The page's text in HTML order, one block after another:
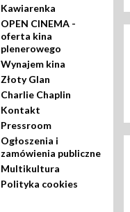
Kawiarenka
OPEN CINEMA -
oferta kina
plenerowego
Wynajem kina
Złoty Glan
Charlie Chaplin
Kontakt
Pressroom
Ogłoszenia i
zamówienia publiczne
Multikultura
Polityka cookies